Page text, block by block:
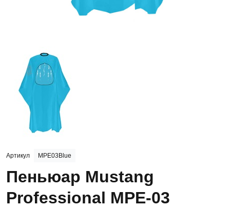
Артикул MPE03Blue
Пеньюар Mustang
Professional MPE-03